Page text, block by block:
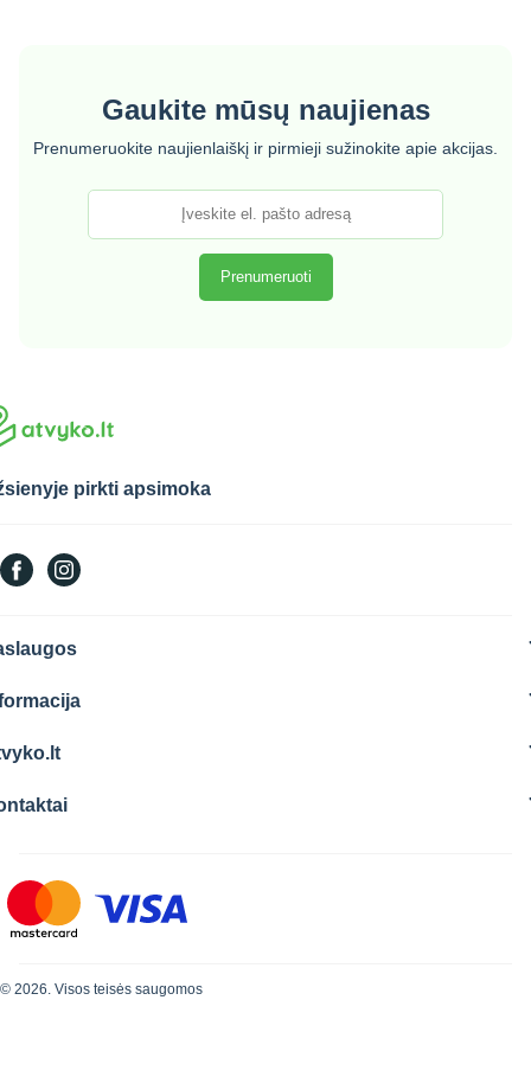
Gaukite mūsų naujienas
Prenumeruokite naujienlaiškį ir pirmieji sužinokite apie akcijas.
pirkti apsimoka
© 2026. Visos teisės saugomos